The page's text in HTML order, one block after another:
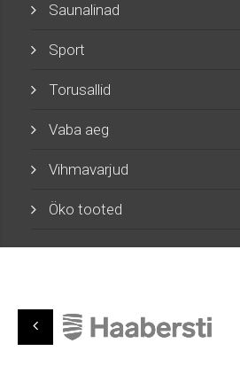
Saunalinad
Sport
Torusallid
Vaba aeg
Vihmavarjud
Öko tooted